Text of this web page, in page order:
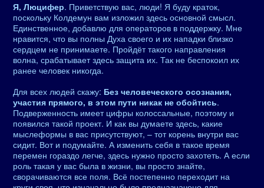
Я, Люцифер. Приветствую вас, люди! Я буду краток,
поскольку Колдемун вам изложил здесь основной смысл.
Единственное, добавлю для операторов в поддержку. Мне
нравится, что вы полны Духа своего и их нападки близко
сердцем не принимаете. Пройдёт такого направления
волна, срабатывает здесь защита их. Так не беспокоил их
ранее человек никогда.
Для всех людей скажу: Без человеческого осознания,
участия прямого, в этом пути никак не обойтись.
Подверженность имеет цифры колоссальные, поэтому и
появился такой проект. И как вы думаете здесь, какие
мыслеформы в вас присутствуют, – тот корень внутри вас
сидит. Вот и подумайте. А изменить себя в такое время
перемен гораздо легче, здесь нужно просто захотеть. А если
роль такая у вас была в жизни, вы просто знайте,
сворачиваются все поля. Всё постепенно переходит на